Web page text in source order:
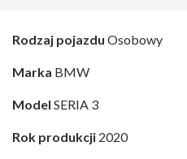
Rodzaj pojazdu Osobowy
Marka BMW
Model SERIA 3
Rok produkcji 2020